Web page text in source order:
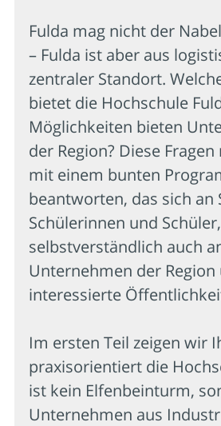
Fulda mag nicht der
– Fulda ist aber aus
zentraler Standort.
bietet die Hochschule
Möglichkeiten bieten
der Region? Diese
mit einem bunten
beantworten, das sich an
Schülerinnen und
selbstverständlich auch
Unternehmen der Region
interessierte
Im ersten Teil zeigen wir
praxisorientiert die
ist kein Elfenbeinturm,
Unternehmen aus